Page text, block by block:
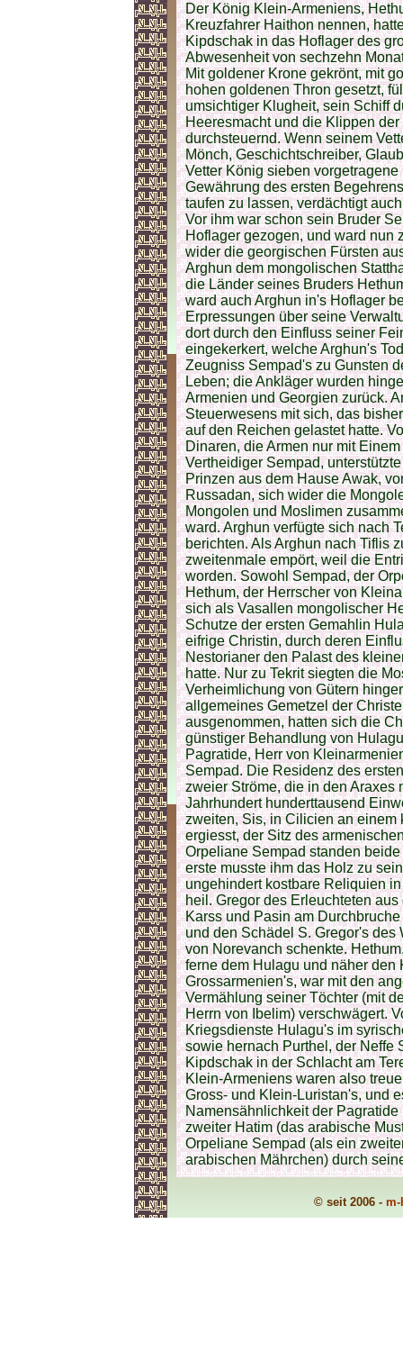
Der König Klein-Armeniens,
Kreuzfahrer Haithon nennen,
Kipdschak in das Hoflager des
Abwesenheit von sechzehn
Mit goldener Krone gekrönt, mit
hohen goldenen Thron gesetzt,
umsichtiger Klugheit, sein Schiff
Heeresmacht und die Klippen
durchsteuernd. Wenn seinem
Mönch, Geschichtschreiber,
Vetter König sieben
Gewährung des ersten
taufen zu lassen, verdächtigt
Vor ihm war schon sein Bruder
Hoflager gezogen, und ward nun
wider die georgischen Fürsten
Arghun dem mongolischen
die Länder seines Bruders
ward auch Arghun in's Hoflager
Erpressungen über seine
dort durch den Einfluss seiner
eingekerkert, welche Arghun's
Zeugniss Sempad's zu Gunsten
Leben; die Ankläger wurden
Armenien und Georgien zurück.
Steuerwesens mit sich, das
auf den Reichen gelastet hatte.
Dinaren, die Armen nur mit
Vertheidiger Sempad,
Prinzen aus dem Hause Awak,
Russadan, sich wider die
Mongolen und Moslimen
ward. Arghun verfügte sich nach
berichten. Als Arghun nach Tiflis
zweitenmale empört, weil die
worden. Sowohl Sempad, der
Hethum, der Herrscher von
sich als Vasallen mongolischer
Schutze der ersten Gemahlin
eifrige Christin, durch deren
Nestorianer den Palast des
hatte. Nur zu Tekrit siegten die
Verheimlichung von Gütern
allgemeines Gemetzel der
ausgenommen, hatten sich die
günstiger Behandlung von
Pagratide, Herr von
Sempad. Die Residenz des
zweier Ströme, die in den Araxes
Jahrhundert hunderttausend
zweiten, Sis, in Cilicien an
ergiesst, der Sitz des
Orpeliane Sempad standen
erste musste ihm das Holz zu
ungehindert kostbare Reliquien
heil. Gregor des Erleuchteten
Karss und Pasin am
und den Schädel S. Gregor's des
von Norevanch schenkte.
ferne dem Hulagu und näher den
Grossarmenien's, war mit den
Vermählung seiner Töchter (mit
Herrn von Ibelim) verschwägert.
Kriegsdienste Hulagu's im
sowie hernach Purthel, der Neffe
Kipdschak in der Schlacht am
Klein-Armeniens waren also
Gross- und Klein-Luristan's, und
Namensähnlichkeit der
zweiter Hatim (das arabische
Orpeliane Sempad (als ein
arabischen Mährchen) durch
© seit 2006 - m-